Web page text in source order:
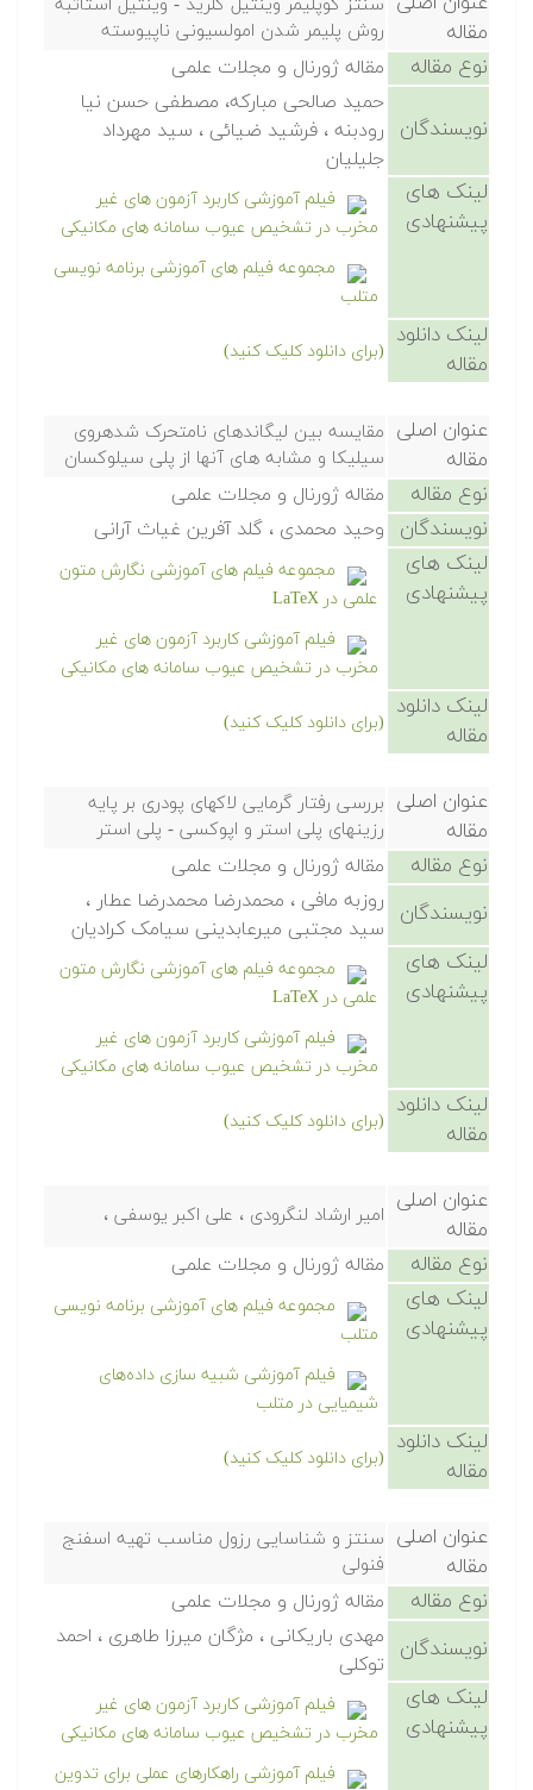
مقاله
سنتز کوپلیمر وینتیل کلرید - وینتیل استاتبه
روش پلیمر شدن امولسیونی ناپیوسته
نوع مقاله مقاله ژورنال و مجلات علمی
نویسندگان
حمید صالحی مبارکه، مصطفی حسن نیا
رودبنه ، فرشید ضیائی ، سید مهرداد
جلیلیان
لینک های
پیشنهادی
فیلم آموزشی کاربرد آزمون های غیر
مخرب در تشخیص عیوب سامانه های مکانیکی
مجموعه فیلم های آموزشی برنامه نویسی
متلب
لینک دانلود
مقاله
(برای دانلود کلیک کنید)
عنوان اصلی
مقاله
مقایسه بین لیگاندهای نامتحرک شدهروی
سیلیکا و مشابه های آنها از پلی سیلوکسان
نوع مقاله مقاله ژورنال و مجلات علمی
نویسندگان وحید محمدی ، گلد آفرین غیاث آرانی
لینک های
پیشنهادی
مجموعه فیلم های آموزشی نگارش متون
علمی در LaTeX
فیلم آموزشی کاربرد آزمون های غیر
مخرب در تشخیص عیوب سامانه های مکانیکی
لینک دانلود
مقاله
(برای دانلود کلیک کنید)
عنوان اصلی
مقاله
بررسی رفتار گرمایی لاکهای پودری بر پایه
رزینهای پلی استر و اپوکسی - پلی استر
نوع مقاله مقاله ژورنال و مجلات علمی
نویسندگان
روزبه مافی ، محمدرضا محمدرضا عطار ،
سید مجتبی میرعابدینی سیامک کرادیان
لینک های
پیشنهادی
مجموعه فیلم های آموزشی نگارش متون
علمی در LaTeX
فیلم آموزشی کاربرد آزمون های غیر
مخرب در تشخیص عیوب سامانه های مکانیکی
لینک دانلود
مقاله
(برای دانلود کلیک کنید)
عنوان اصلی
مقاله
امیر ارشاد لنگرودی ، علی اکبر یوسفی ،
نوع مقاله مقاله ژورنال و مجلات علمی
لینک های
پیشنهادی
مجموعه فیلم های آموزشی برنامه نویسی
متلب
فیلم آموزشی شبیه سازی داده‌های
شیمیایی در متلب
لینک دانلود
مقاله
(برای دانلود کلیک کنید)
عنوان اصلی
مقاله
سنتز و شناسایی رزول مناسب تهیه اسفنج
فنولی
نوع مقاله مقاله ژورنال و مجلات علمی
نویسندگان
مهدی باریکانی ، مژگان میرزا طاهری ، احمد
توکلی
لینک های
پیشنهادی
فیلم آموزشی کاربرد آزمون های غیر
مخرب در تشخیص عیوب سامانه های مکانیکی
فیلم آموزشی راهکارهای عملی برای تدوین